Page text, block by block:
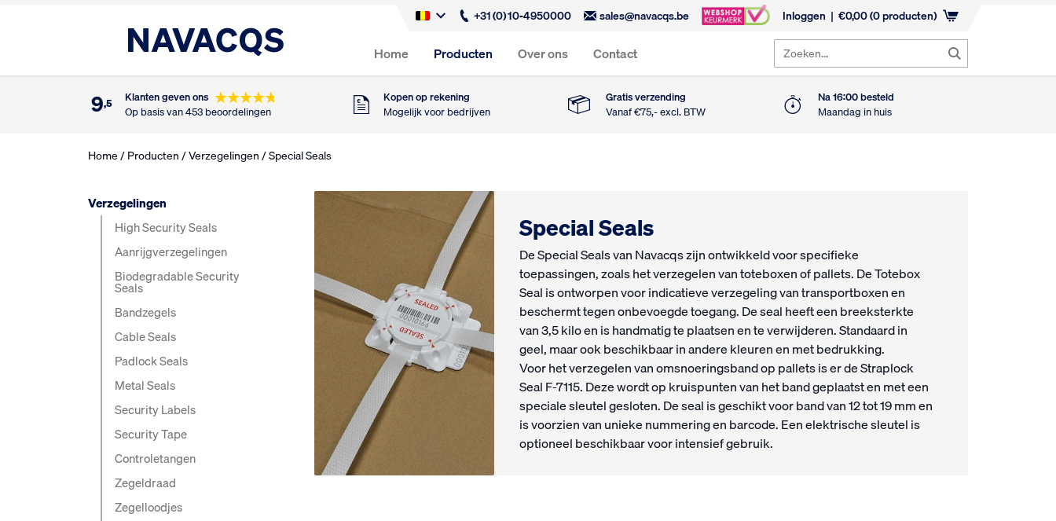
+31 (0) 10-4950000 sales@navacqs.be Inloggen €0,00(0 producten)
Home Producten Over ons Contact Zoeken...
9,5
Klanten geven ons
Op basis van 453 beoordelingen
Kopen op rekening
Mogelijk voor bedrijven
Gratis verzending
Vanaf €75,- excl. BTW
Na 16:00 besteld
Maandag in huis
Home/Producten/Verzegelingen/ Special Seals
Verzegelingen
High Security Seals
Aanrijg­verzegelingen
Biodegradable Security
Seals
Bandzegels
Cable Seals
Padlock Seals
Metal Seals
Security Labels
Security Tape
Controle­tangen
Zegeldraad
Zegelloodjes
Special Seals
De Special Seals van Navacqs zijn ontwikkeld voor specifieke
toepassingen, zoals het verzegelen van toteboxen of pallets. De Totebox
Seal is ontworpen voor indicatieve verzegeling van transportboxen en
beschermt tegen onbevoegde toegang. De seal heeft een breeksterkte
van 3,5 kilo en is handmatig te plaatsen en te verwijderen. Standaard in
geel, maar ook beschikbaar in andere kleuren en met bedrukking.
Voor het verzegelen van omsnoeringsband op pallets is er de Straplock
Seal F-7115. Deze wordt op kruispunten van het band geplaatst en met een
speciale sleutel gesloten. De seal is geschikt voor band van 12 tot 19 mm en
is voorzien van unieke nummering en barcode. Een elektrische sleutel is
optioneel beschikbaar voor intensief gebruik.